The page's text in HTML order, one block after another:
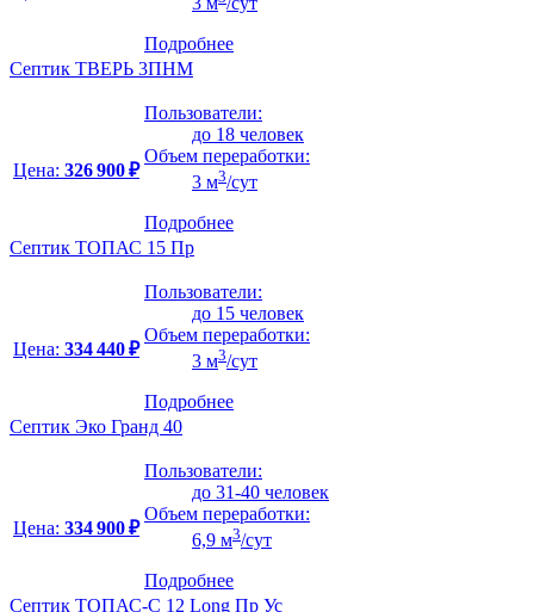
Подробнее
Септик ТВЕРЬ 3ПНМ
Цена: 326 900 ₽
Пользователи:
до 18 человек
Объем переработки:
3 м3/сут
Подробнее
Септик ТОПАС 15 Пр
Цена: 334 440 ₽
Пользователи:
до 15 человек
Объем переработки:
3 м3/сут
Подробнее
Септик Эко Гранд 40
Цена: 334 900 ₽
Пользователи:
до 31-40 человек
Объем переработки:
6,9 м3/сут
Подробнее
Септик ТОПАС-С 12 Long Пр Ус